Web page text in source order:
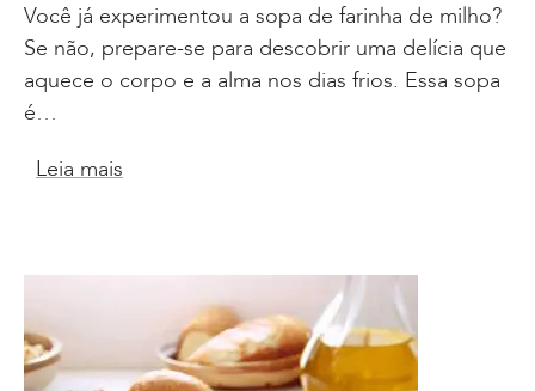
Você já experimentou a sopa de farinha de milho?
Se não, prepare-se para descobrir uma delícia que
aquece o corpo e a alma nos dias frios. Essa sopa
é…
Leia mais